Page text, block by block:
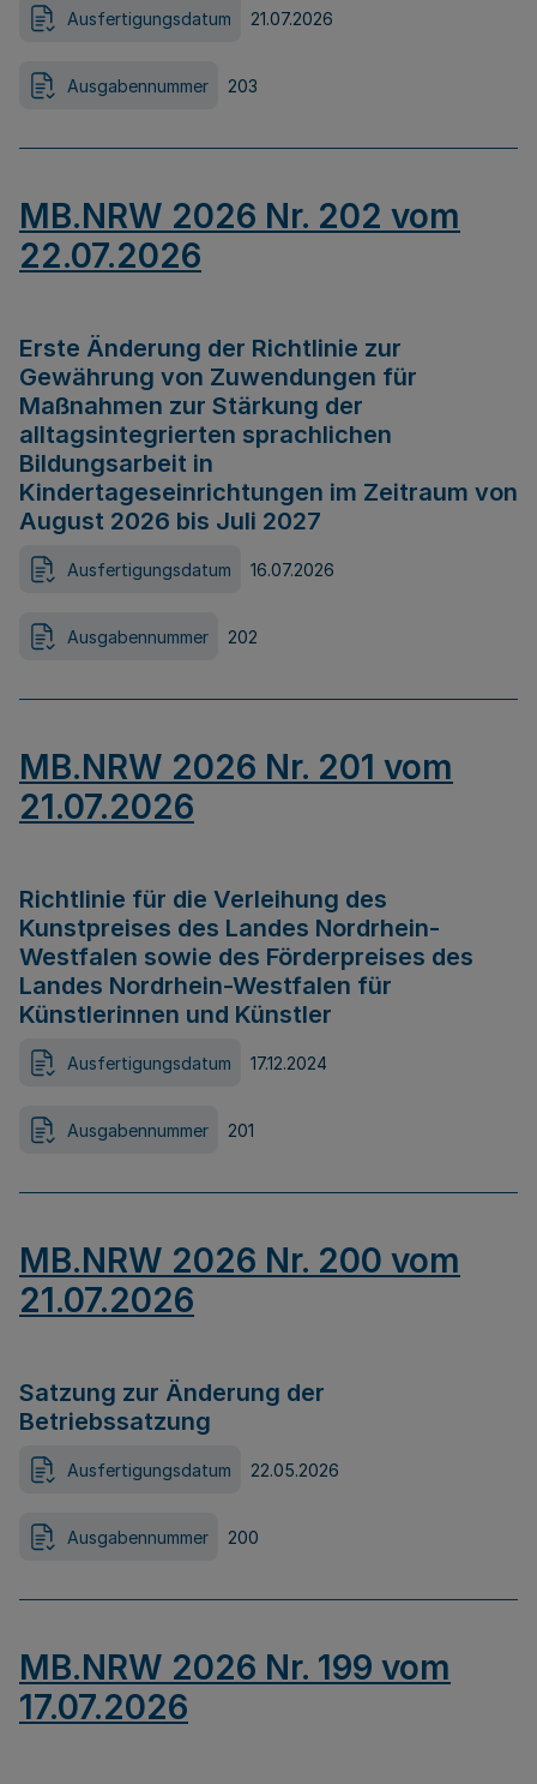
Ausfertigungsdatum 21.07.2026
Ausgabennummer 203
MB.NRW 2026 Nr. 202 vom
22.07.2026
Erste Änderung der Richtlinie zur
Gewährung von Zuwendungen für
Maßnahmen zur Stärkung der
alltagsintegrierten sprachlichen
Bildungsarbeit in
Kindertageseinrichtungen im Zeitraum von
August 2026 bis Juli 2027
Ausfertigungsdatum 16.07.2026
Ausgabennummer 202
MB.NRW 2026 Nr. 201 vom
21.07.2026
Richtlinie für die Verleihung des
Kunstpreises des Landes Nordrhein-
Westfalen sowie des Förderpreises des
Landes Nordrhein-Westfalen für
Künstlerinnen und Künstler
Ausfertigungsdatum 17.12.2024
Ausgabennummer 201
MB.NRW 2026 Nr. 200 vom
21.07.2026
Satzung zur Änderung der
Betriebssatzung
Ausfertigungsdatum 22.05.2026
Ausgabennummer 200
MB.NRW 2026 Nr. 199 vom
17.07.2026